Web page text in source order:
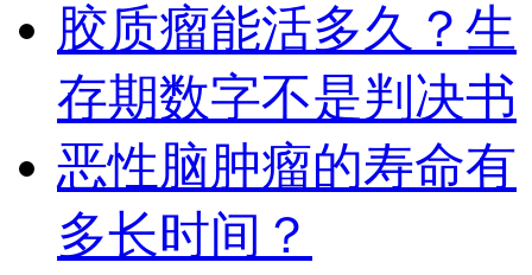
胶质瘤能活多久？生
存期数字不是判决书
恶性脑肿瘤的寿命有
多长时间？